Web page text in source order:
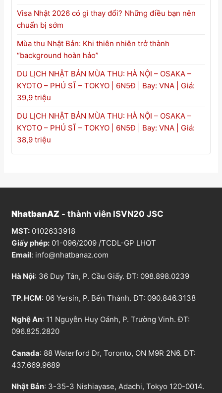
Visa Nhật 2026 có gì thay đổi? Những điều bạn nên
chuẩn bị sớm
Mùa thu Nhật Bản: Khi thiên nhiên trở thành
“background hoàn hảo”
DU LỊCH NHẬT BẢN MÙA THU: HÀ NỘI – OSAKA –
KYOTO – PHÚ SĨ – TOKYO | 6N5Đ | Bay: VNA | Giá:
39,9 triệu
DU LỊCH NHẬT BẢN MÙA THU: HÀ NỘI – OSAKA –
KYOTO – PHÚ SĨ – TOKYO | 6N5Đ | Bay: VNA | Giá:
38,9 triệu
NhatbanAZ - thành viên ISVN20 JSC
MST: 0102633918
Giấy phép: 01-096/2009 /TCDL-GP LHQT
Email: info@nhatbanaz.com
Hà Nội: 36 Duy Tân, P. Cầu Giấy. ĐT: 098.898.0239
TP. HCM: 06 Yersin, P. Bến Thành. ĐT: 090.846.3138
Nghệ An: 11 Nguyễn Huy Oánh, P. Trường Vinh. ĐT:
096.825.2820
Canada: 88 Waterford Dr, Toronto, ON M9R 2N6. ĐT:
437.669.9689
Nhật Bản: 3-35-3 Nishiayase, Adachi, Tokyo 120-0014.